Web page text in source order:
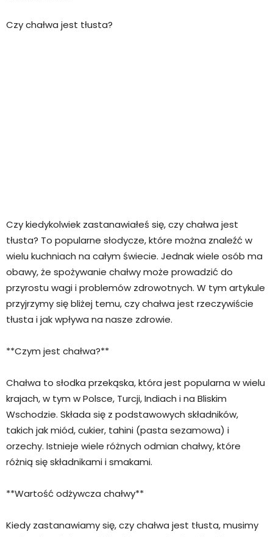
Czy chałwa jest tłusta?
Czy kiedykolwiek zastanawiałeś się, czy chałwa jest
tłusta? To popularne słodycze, które można znaleźć w
wielu kuchniach na całym świecie. Jednak wiele osób ma
obawy, że spożywanie chałwy może prowadzić do
przyrostu wagi i problemów zdrowotnych. W tym artykule
przyjrzymy się bliżej temu, czy chałwa jest rzeczywiście
tłusta i jak wpływa na nasze zdrowie.
**Czym jest chałwa?**
Chałwa to słodka przekąska, która jest popularna w wielu
krajach, w tym w Polsce, Turcji, Indiach i na Bliskim
Wschodzie. Składa się z podstawowych składników,
takich jak miód, cukier, tahini (pasta sezamowa) i
orzechy. Istnieje wiele różnych odmian chałwy, które
różnią się składnikami i smakami.
**Wartość odżywcza chałwy**
Kiedy zastanawiamy się, czy chałwa jest tłusta, musimy